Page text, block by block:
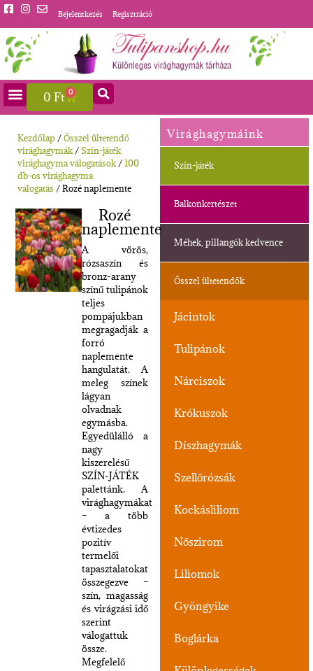
Bejelentkezés Regisztráció
0 Ft 0
Virághagymáink
Szín-játék
Balkonkertészet
Méhek, pillangók kedvence
Ősszel ültetendők
Jácintok
Tulipánok
Nárciszok
Krókuszok
Díszhagymák
Szellőrózsák
Kockásliliom
Nőszirom
Liliomok
Gyöngyike
Boglárka
Kezdőlap /Ősszel ültetendő
virághagymák/Szín-játék
virághagyma válogatások/100
db-os virághagyma
válogatás / Rozé naplemente
Rozé
naplemente
A vörös,
rózsaszín és
bronz-arany
színű tulipánok
teljes
pompájukban
megragadják a
forró
naplemente
hangulatát. A
meleg színek
lágyan
olvadnak
egymásba.
Egyedülálló a
nagy
kiszerelésű
SZÍN-JÁTÉK
palettánk. A
virághagymákat
– a több
évtizedes
pozitív
termelői
tapasztalatokat
összegezve –
szín, magasság
és virágzási idő
szerint
válogattuk
össze.
Megfelelő